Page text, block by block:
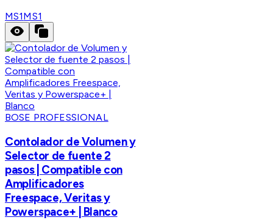
MS1MS1
BOSE PROFESSIONAL
Contolador de Volumen y
Selector de fuente 2
pasos | Compatible con
Amplificadores
Freespace, Veritas y
Powerspace+ | Blanco